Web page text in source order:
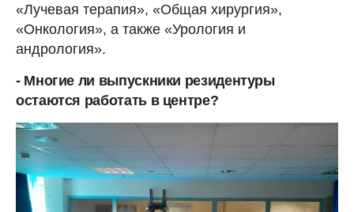
«Лучевая терапия», «Общая хирургия»,
«Онкология», а также «Урология и
андрология».
- Многие ли выпускники резидентуры
остаются работать в центре?